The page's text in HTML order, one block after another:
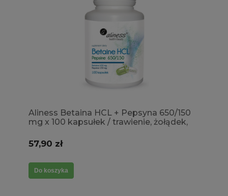
Aliness Betaina HCL + Pepsyna 650/150
mg x 100 kapsułek / trawienie, żołądek,
57,90 zł
Do koszyka